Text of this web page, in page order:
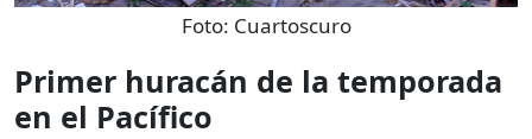
Foto: Cuartoscuro
Primer huracán de la temporada
en el Pacífico